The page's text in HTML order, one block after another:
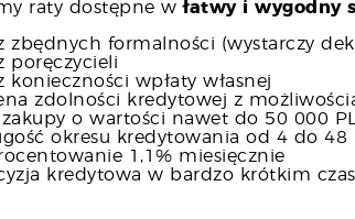
raty dostępne włatwy i wygodny
zbędnych formalności (wystarczy
poręczycieli
konieczności wpłaty własnej
zdolności kredytowej z
o wartości nawet do 50 000
okresu kredytowania od 4 do 48
1,1% miesięcznie
kredytowa w bardzo krótkim